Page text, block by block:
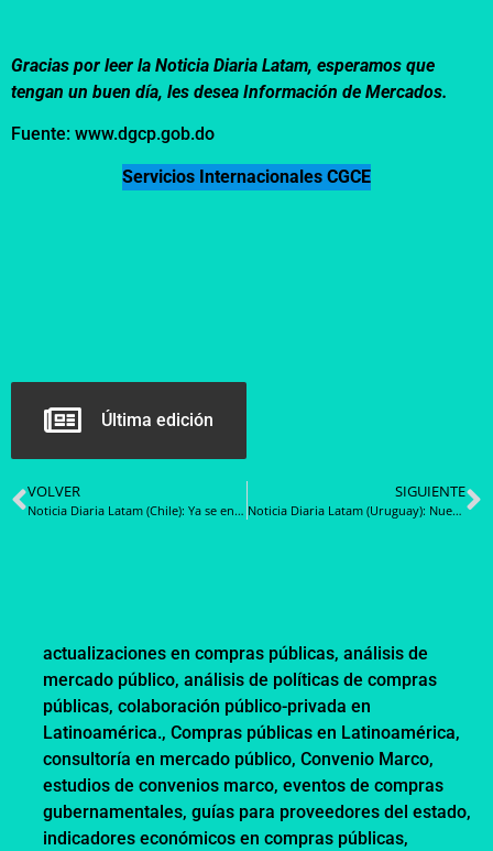
Gracias por leer la Noticia Diaria Latam, esperamos que
tengan un buen día, les desea Información de Mercados.
Fuente: www.dgcp.gob.do
Servicios Internacionales CGCE
Última edición
VOLVER
Noticia Diaria Latam (Chile): Ya se encuentran disponibles en Mercado Público las tiendas de Convenio Marco de artículos de escritorio y gas licuado
SIGUIENTE
Noticia Diaria Latam (Uruguay): Nuevo convenio marco para materiales de refacción y mantenimiento edilicio
actualizaciones en compras públicas, análisis de
mercado público, análisis de políticas de compras
públicas, colaboración público-privada en
Latinoamérica., Compras públicas en Latinoamérica,
consultoría en mercado público, Convenio Marco,
estudios de convenios marco, eventos de compras
gubernamentales, guías para proveedores del estado,
indicadores económicos en compras públicas,